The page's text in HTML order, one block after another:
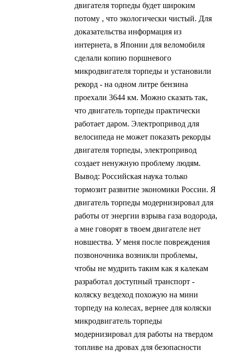
двигателя торпеды будет широким
потому , что экологически чистый. Для
доказательства информация из
интернета, в Японии для веломобиля
сделали копию поршневого
микродвигателя торпеды и установили
рекорд - на одном литре бензина
проехали 3644 км. Можно сказать так,
что двигатель торпеды практически
работает даром. Электропривод для
велосипеда не может показать рекорды
двигателя торпеды, электропривод
создает ненужную проблему людям.
Вывод: Российская наука только
тормозит развитие экономики России. Я
двигатель торпеды модернизировал для
работы от энергии взрыва газа водорода,
а мне говорят в твоем двигателе нет
новшества. У меня после повреждения
позвоночника возникли проблемы,
чтобы не мудрить таким как я калекам
разработал доступный транспорт -
коляску вездеход похожую на мини
торпеду на колесах, вернее для коляски
микродвигатель торпеды
модернизировал для работы на твердом
топливе на дровах для безопасности